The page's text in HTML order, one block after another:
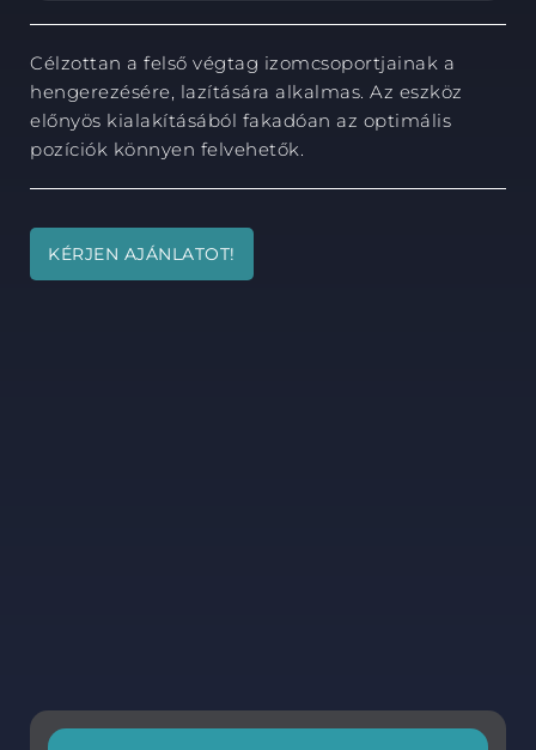
Célzottan a felső végtag izomcsoportjainak a
hengerezésére, lazítására alkalmas. Az eszköz
előnyös kialakításából fakadóan az optimális
pozíciók könnyen felvehetők.
KÉRJEN AJÁNLATOT!